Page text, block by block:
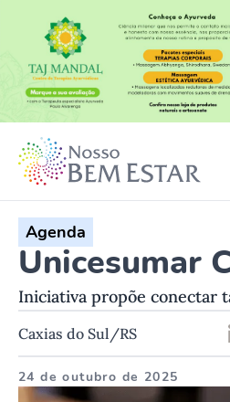
Agenda
Unicesumar
Iniciativa propõe conectar
Caxias do Sul/RS
24 de outubro de 2025